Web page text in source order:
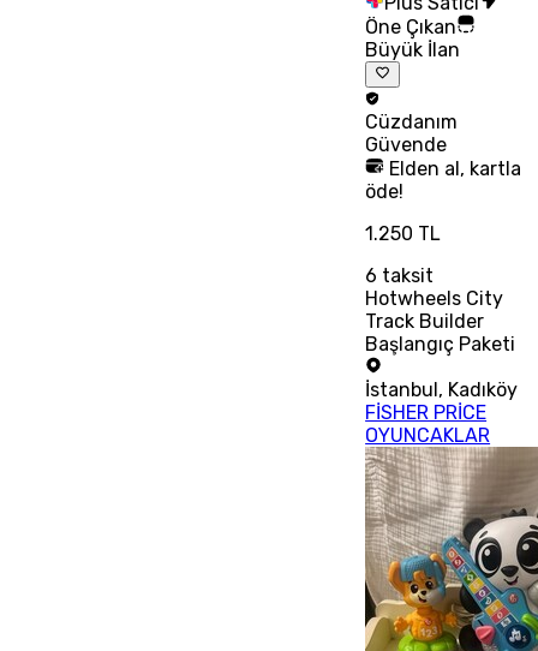
Öne Çıkan
Büyük İlan
Cüzdanım
Güvende
Elden al, kartla
öde!
1.250 TL
6 taksit
Hotwheels City
Track Builder
Başlangıç Paketi
İstanbul, Kadıköy
FİSHER PRİCE
OYUNCAKLAR